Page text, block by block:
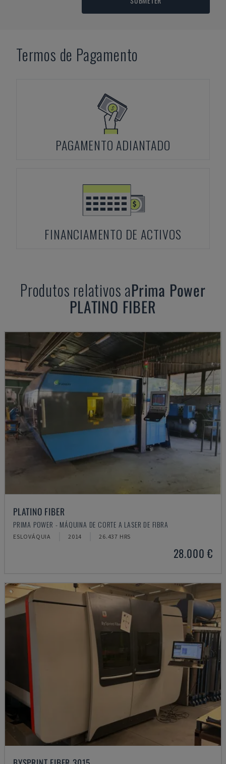
Termos de Pagamento
PAGAMENTO ADIANTADO
FINANCIAMENTO DE ACTIVOS
Produtos relativos aPrima Power
PLATINO FIBER
PLATINO FIBER
PRIMA POWER - MÁQUINA DE CORTE A LASER DE FIBRA
ESLOVÁQUIA 2014 26.437 HRS
28.000 €